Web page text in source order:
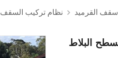
نظام تركيب السقف القرميد
البلاط